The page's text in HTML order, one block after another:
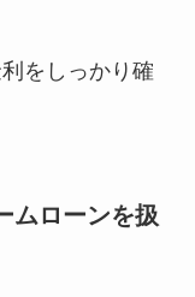
をしっかり確
ムローンを扱